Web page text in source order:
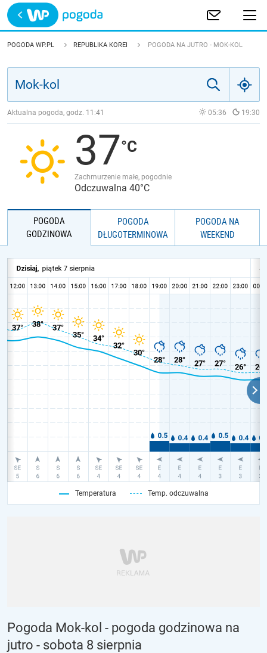
Trwa ładowanie
POLSKA
JAKOŚĆ POWIETRZA
POGODA WP.PL REPUBLIKA KOREI POGODA NA JUTRO - MOK-KOL
Aktualna pogoda, godz. 11:41 05:36 19:30
37
Zachmurzenie małe, pogodnie
Odczuwalna 40°C
POGODA
GODZINOWA
POGODA
DŁUGOTERMINOWA
POGODA NA
WEEKEND
Temperatura Temp. odczuwalna
Pogoda Mok-kol - pogoda godzinowa na
jutro - sobota 8 sierpnia